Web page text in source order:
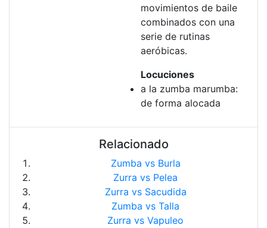
movimientos de baile
combinados con una
serie de rutinas
aeróbicas.
Locuciones
a la zumba marumba:
de forma alocada
Relacionado
Zumba vs Burla
Zurra vs Pelea
Zurra vs Sacudida
Zumba vs Talla
Zurra vs Vapuleo